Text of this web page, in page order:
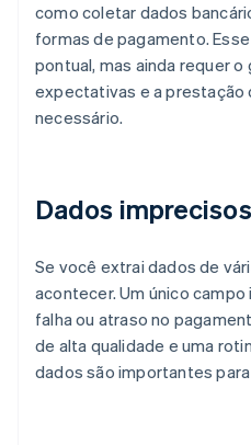
como coletar dados
formas de pagamento.
pontual, mas ainda requer
expectativas e a prestação
necessário.
Dados imprecisos
Se você extrai dados de
acontecer. Um único
falha ou atraso no
de alta qualidade e uma
dados são importantes